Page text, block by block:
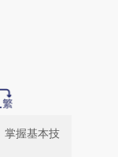
掌握基本技